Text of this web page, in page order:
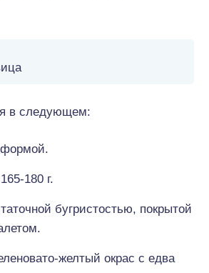
в следующем:
формой.
180 г.
бугристостью, покрытой
желтый окрас с едва